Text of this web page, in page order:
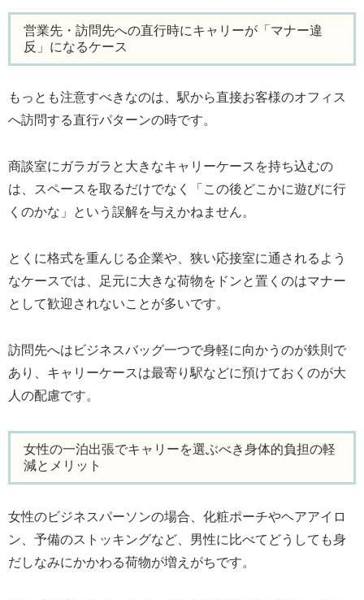
営業先・訪問先への直行時にキャリーが「マナー違
反」になるケース
もっとも注意すべきなのは、駅から直接お客様のオフィス
へ訪問する直行パターンの時です。
商談室にガラガラと大きなキャリーケースを持ち込むの
は、スペースを取るだけでなく「この後どこかに遊びに行
くのかな」という誤解を与えかねません。
とくに格式を重んじる企業や、狭い応接室に通されるよう
なケースでは、足元に大きな荷物をドンと置くのはマナー
として歓迎されないことが多いです。
訪問先へはビジネスバッグ一つで身軽に向かうのが鉄則で
あり、キャリーケースは最寄り駅などに預けておくのが大
人の配慮です。
女性の一泊出張でキャリーを選ぶべき身体的負担の軽
減とメリット
女性のビジネスパーソンの場合、化粧ポーチやヘアアイロ
ン、予備のストッキングなど、男性に比べてどうしても身
だしなみにかかわる荷物が増えがちです。